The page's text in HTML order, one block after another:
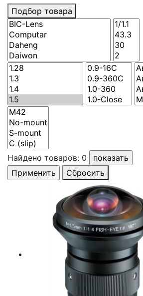
Подбор товара
Найдено товаров: 0
Сбросить